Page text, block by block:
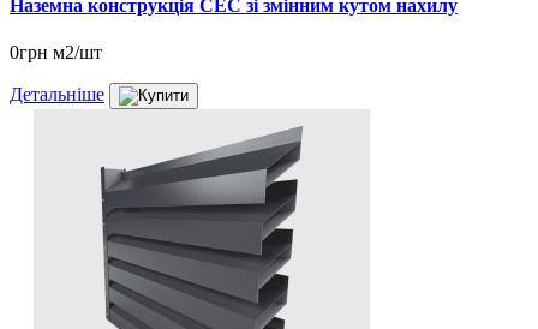
Наземна конструкція СЕС зі змінним кутом нахилу
0грн м2/шт
Детальніше